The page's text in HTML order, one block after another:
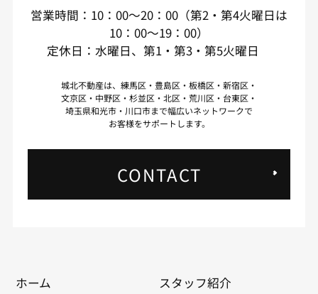
営業時間：10：00～20：00（第2・第4火曜日は
10：00～19：00）
定休日：水曜日、第1・第3・第5火曜日
城北不動産は、練馬区・豊島区・板橋区・新宿区・
文京区・中野区・杉並区・北区・荒川区・台東区・
埼玉県和光市・川口市まで幅広いネットワークで
お客様をサポートします。
CONTACT
ホーム スタッフ紹介